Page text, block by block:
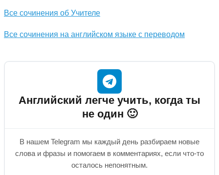
Все сочинения об Учителе
Все сочинения на английском языке с переводом
Английский легче учить, когда ты
не один 🙂
В нашем Telegram мы каждый день разбираем новые
слова и фразы и помогаем в комментариях, если что-то
осталось непонятным.